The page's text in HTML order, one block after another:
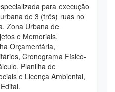
para execução
de 3 (três) ruas no
Zona Urbana de
e Memoriais,
Orçamentária,
Cronograma Físico-
Planilha de
e Licença Ambiental,